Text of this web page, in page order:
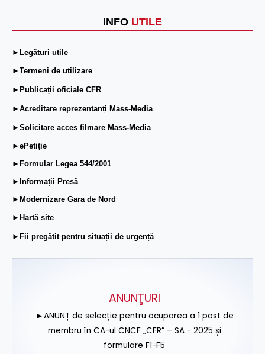
INFO UTILE
►Legături utile
►Termeni de utilizare
►Publicații oficiale CFR
►Acreditare reprezentanți Mass-Media
►Solicitare acces filmare Mass-Media
►ePetiție
►Formular Legea 544/2001
►Informații Presă
►Modernizare Gara de Nord
►Hartă site
►Fii pregătit pentru situații de urgență
ANUNŢURI
►ANUNȚ de selecție pentru ocuparea a 1 post de
membru în CA-ul CNCF „CFR” – SA - 2025 și
formulare F1-F5